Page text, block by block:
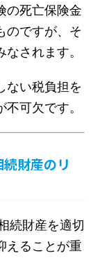
の死亡保険金
のですが、そ
されます。
ない税負担を
可欠です。
財産のリ
続財産を適切
えることが重